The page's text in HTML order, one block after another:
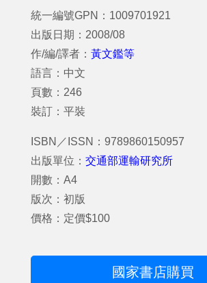
統一編號GPN：1009701921
出版日期：2008/08
作/編/譯者： 黃文鑑等
語言：中文
頁數：246
裝訂：平裝
ISBN／ISSN：9789860150957
出版單位： 交通部運輸研究所
開數：A4
版次：初版
價格：定價$100
國家書店購買